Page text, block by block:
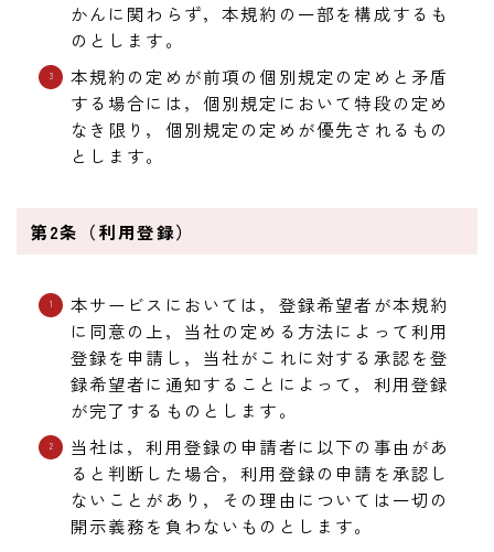
アプリ
アクセサリ
ニュース
新製品
弾いてみた
かんに関わらず，本規約の一部を構成するも
のとします。
本規約の定めが前項の個別規定の定めと矛盾
する場合には，個別規定において特段の定め
なき限り，個別規定の定めが優先されるもの
とします。
第2条（利用登録）
本サービスにおいては，登録希望者が本規約
に同意の上，当社の定める方法によって利用
登録を申請し，当社がこれに対する承認を登
録希望者に通知することによって，利用登録
が完了するものとします。
当社は，利用登録の申請者に以下の事由があ
ると判断した場合，利用登録の申請を承認し
ないことがあり，その理由については一切の
開示義務を負わないものとします。